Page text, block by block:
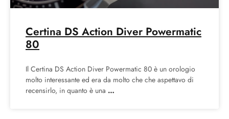
Certina DS Action Diver Powermatic
80
Il Certina DS Action Diver Powermatic 80 è un orologio
molto interessante ed era da molto che che aspettavo di
recensirlo, in quanto è una